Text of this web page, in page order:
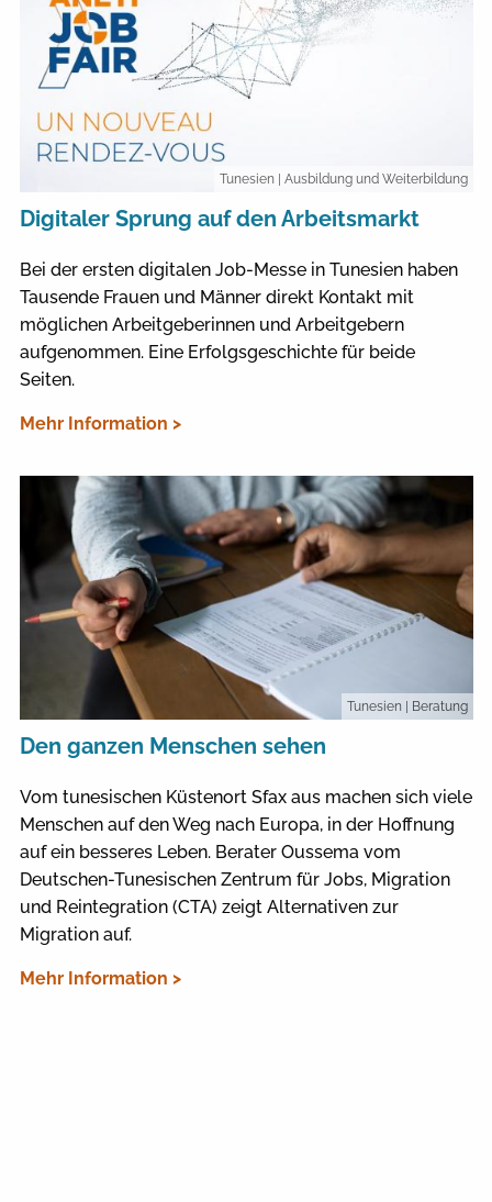
Tunesien | Ausbildung und Weiterbildung
Digitaler Sprung auf den Arbeitsmarkt
Bei der ersten digitalen Job-Messe in Tunesien haben
Tausende Frauen und Männer direkt Kontakt mit
möglichen Arbeitgeberinnen und Arbeitgebern
aufgenommen. Eine Erfolgsgeschichte für beide
Seiten.
Mehr Information >
Tunesien | Beratung
Den ganzen Menschen sehen
Vom tunesischen Küstenort Sfax aus machen sich viele
Menschen auf den Weg nach Europa, in der Hoffnung
auf ein besseres Leben. Berater Oussema vom
Deutschen-Tunesischen Zentrum für Jobs, Migration
und Reintegration (CTA) zeigt Alternativen zur
Migration auf.
Mehr Information >